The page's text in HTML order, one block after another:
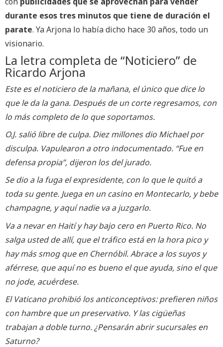
durante esos tres minutos que tiene de duración el
parate. Ya Arjona lo había dicho hace 30 años, todo un
visionario.
La letra completa de “Noticiero” de
Ricardo Arjona
Este es el noticiero de la mañana, el único que dice lo
que le da la gana. Después de un corte regresamos, con
lo más completo de lo que soportamos.
O.J. salió libre de culpa. Diez millones dio Michael por
disculpa. Vapulearon a otro indocumentado. “Fue en
defensa propia”, dijeron los del jurado.
Se dio a la fuga el expresidente, con lo que le quitó a
toda su gente. Juega en un casino en Montecarlo, y bebe
champagne, y aquí nadie va a juzgarlo.
Va a nevar en Haití y hay bajo cero en Puerto Rico. No
salga usted de allí, que el tráfico está en la hora pico y
hay más smog que en Chernóbil. Abrace a los suyos y
aférrese, que aquí no es bueno el que ayuda, sino el que
no jode, acuérdese.
El Vaticano prohibió los anticonceptivos: prefieren niños
con hambre que un preservativo. Y las cigüeñas
trabajan a doble turno. ¿Pensarán abrir sucursales en
Saturno?